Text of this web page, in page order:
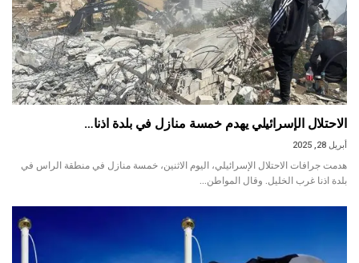
الاحتلال الإسرائيلي يهدم خمسة منازل في بلدة اذنا…
أبريل 28, 2025
هدمت جرافات الاحتلال الإسرائيلي، اليوم الاثنين، خمسة منازل في منطقة الراس في
بلدة اذنا غرب الخليل. وقال المواطن…